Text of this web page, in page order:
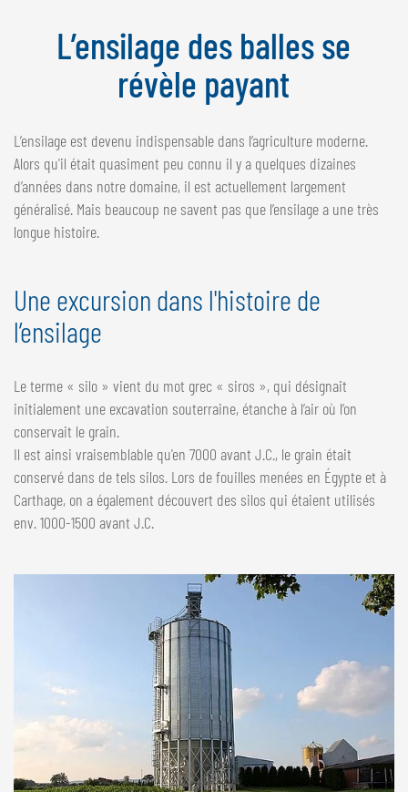
GÖWEIL Schweiz
DEUTSCH
FRANÇAIS
L’ensilage des balles se
révèle payant
L’ensilage est devenu indispensable dans l’agriculture moderne.
Alors qu'il était quasiment peu connu il y a quelques dizaines
d’années dans notre domaine, il est actuellement largement
généralisé. Mais beaucoup ne savent pas que l’ensilage a une très
longue histoire.
Une excursion dans l'histoire de
l’ensilage
Le terme « silo » vient du mot grec « siros », qui désignait
initialement une excavation souterraine, étanche à l’air où l’on
conservait le grain.
Il est ainsi vraisemblable qu'en 7000 avant J.C., le grain était
conservé dans de tels silos. Lors de fouilles menées en Égypte et à
Carthage, on a également découvert des silos qui étaient utilisés
env. 1000-1500 avant J.C.